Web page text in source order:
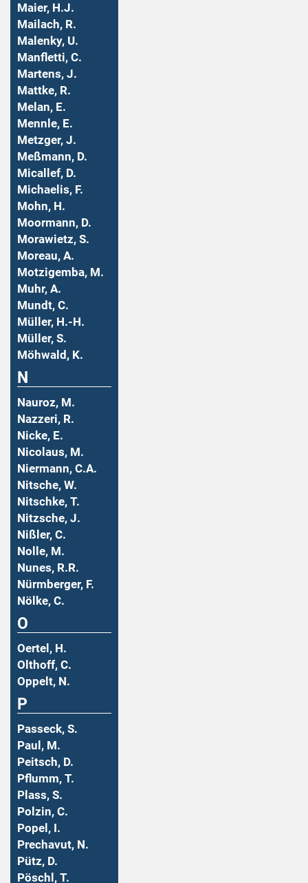
Maier, H.J.
Mailach, R.
Malenky, U.
Manfletti, C.
Martens, J.
Mattke, R.
Melan, E.
Mennle, E.
Metzger, J.
Meßmann, D.
Micallef, D.
Michaelis, F.
Mohn, H.
Moormann, D.
Morawietz, S.
Moreau, A.
Motzigemba, M.
Muhr, A.
Mundt, C.
Müller, H.-H.
Müller, S.
Möhwald, K.
N
Nauroz, M.
Nazzeri, R.
Nicke, E.
Nicolaus, M.
Niermann, C.A.
Nitsche, W.
Nitschke, T.
Nitzsche, J.
Nißler, C.
Nolle, M.
Nunes, R.R.
Nürmberger, F.
Nölke, C.
O
Oertel, H.
Olthoff, C.
Oppelt, N.
P
Passeck, S.
Paul, M.
Peitsch, D.
Pflumm, T.
Plass, S.
Polzin, C.
Popel, I.
Prechavut, N.
Pütz, D.
Pöschl, T.